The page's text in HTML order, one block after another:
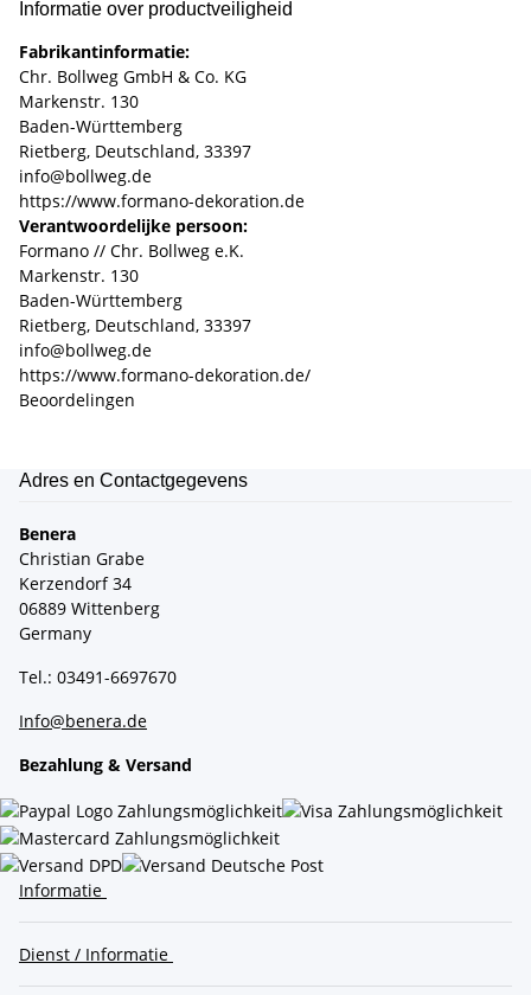
Informatie over productveiligheid
Fabrikantinformatie:
Chr. Bollweg GmbH & Co. KG
Markenstr. 130
Baden-Württemberg
Rietberg, Deutschland, 33397
info@bollweg.de
https://www.formano-dekoration.de
Verantwoordelijke persoon:
Formano // Chr. Bollweg e.K.
Markenstr. 130
Baden-Württemberg
Rietberg, Deutschland, 33397
info@bollweg.de
https://www.formano-dekoration.de/
Beoordelingen
Adres en Contactgegevens
Benera
Christian Grabe
Kerzendorf 34
06889 Wittenberg
Germany
Tel.: 03491-6697670
Info@benera.de
Bezahlung & Versand
Informatie
Dienst / Informatie